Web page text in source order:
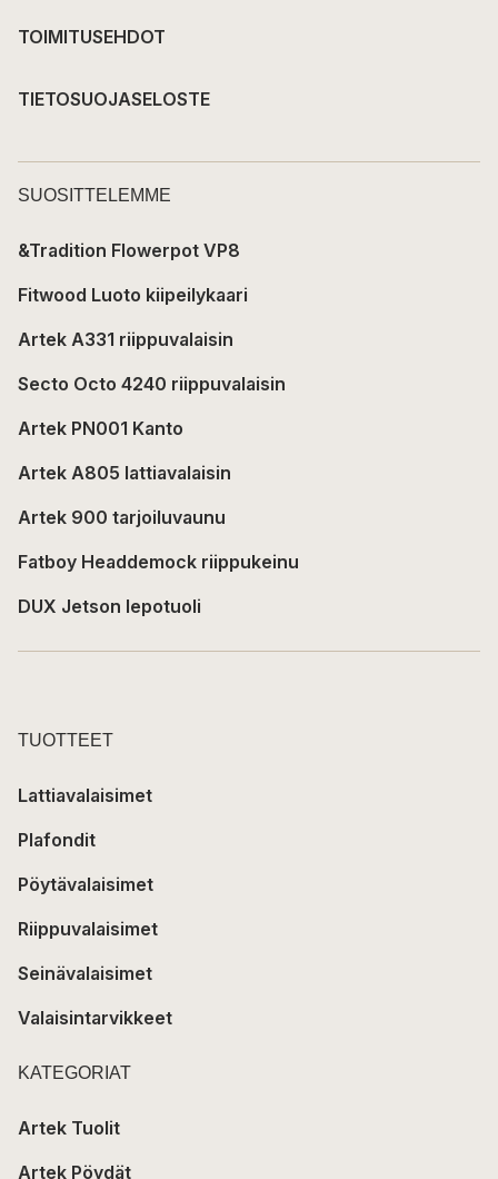
TOIMITUSEHDOT
TIETOSUOJASELOSTE
SUOSITTELEMME
&Tradition Flowerpot VP8
Fitwood Luoto kiipeilykaari
Artek A331 riippuvalaisin
Secto Octo 4240 riippuvalaisin
Artek PN001 Kanto
Artek A805 lattiavalaisin
Artek 900 tarjoiluvaunu
Fatboy Headdemock riippukeinu
DUX Jetson lepotuoli
TUOTTEET
Lattiavalaisimet
Plafondit
Pöytävalaisimet
Riippuvalaisimet
Seinävalaisimet
Valaisintarvikkeet
KATEGORIAT
Artek Tuolit
Artek Pöydät